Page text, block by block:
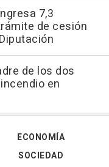
7,3
de cesión
de los dos
en
ECONOMÍA
SOCIEDAD